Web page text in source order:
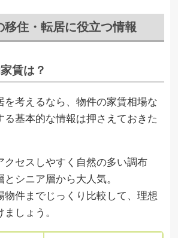
移住・転居に役立つ情報
賃は？
を考えるなら、物件の家賃相場な
る基本的な情報は押さえておきた
クセスしやすく自然の多い調布
シニア層から大人気。
物件までじっくり比較して、理想
しょう。